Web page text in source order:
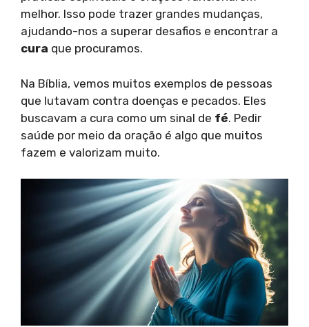
melhor. Isso pode trazer grandes mudanças,
ajudando-nos a superar desafios e encontrar a
cura que procuramos.
Na Bíblia, vemos muitos exemplos de pessoas
que lutavam contra doenças e pecados. Eles
buscavam a cura como um sinal de fé. Pedir
saúde por meio da oração é algo que muitos
fazem e valorizam muito.